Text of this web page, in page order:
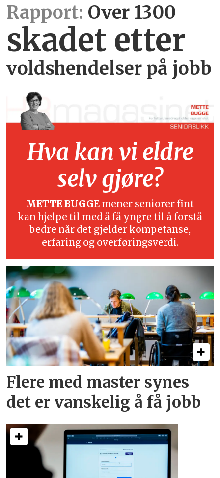
Rapport: Over 1300
skadet etter
voldshendelser på jobb
Hva kan vi eldre
selv gjøre?
METTE BUGGE mener seniorer fint
kan hjelpe til med å få yngre til å forstå
bedre når det gjelder kompetanse,
erfaring og overføringsverdi.
Flere med master synes
det er vanskelig å få jobb